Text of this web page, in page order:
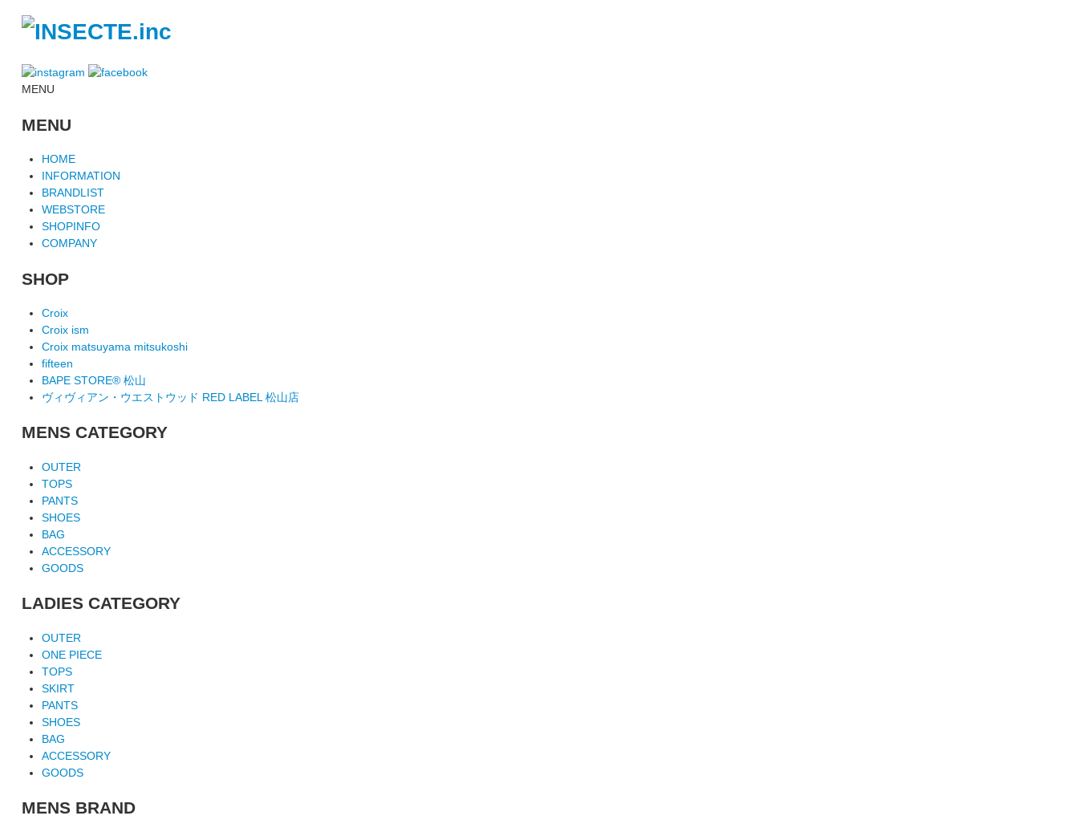
MENU
MENU
HOME
INFORMATION
BRANDLIST
WEBSTORE
SHOPINFO
COMPANY
SHOP
Croix
Croix ism
Croix matsuyama mitsukoshi
fifteen
BAPE STORE® 松山
ヴィヴィアン・ウエストウッド RED LABEL 松山店
MENS CATEGORY
OUTER
TOPS
PANTS
SHOES
BAG
ACCESSORY
GOODS
LADIES CATEGORY
OUTER
ONE PIECE
TOPS
SKIRT
PANTS
SHOES
BAG
ACCESSORY
GOODS
MENS BRAND